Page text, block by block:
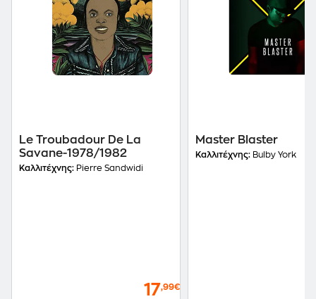
Le Troubadour De La
Savane-1978/1982
Καλλιτέχνης: Pierre Sandwidi
17,99€
Master Blaster
Καλλιτέχνης: Bulby York